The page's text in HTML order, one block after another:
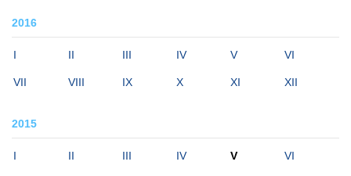
2016
I II III IV V VI
VII VIII IX X XI XII
2015
I II III IV V VI